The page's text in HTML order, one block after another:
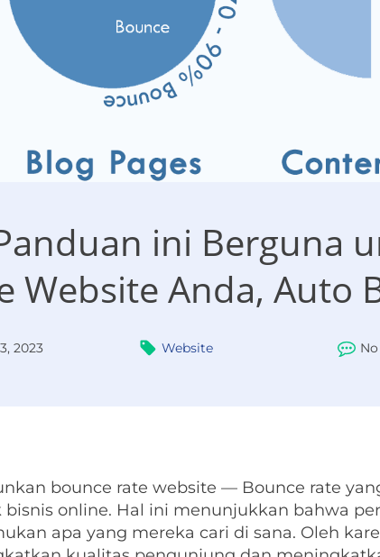
ini Berguna
Website Anda, Auto
2023 Website
bounce rate website — Bounce rate
bisnis online. Hal ini menunjukkan bahwa
apa yang mereka cari di sana. Oleh